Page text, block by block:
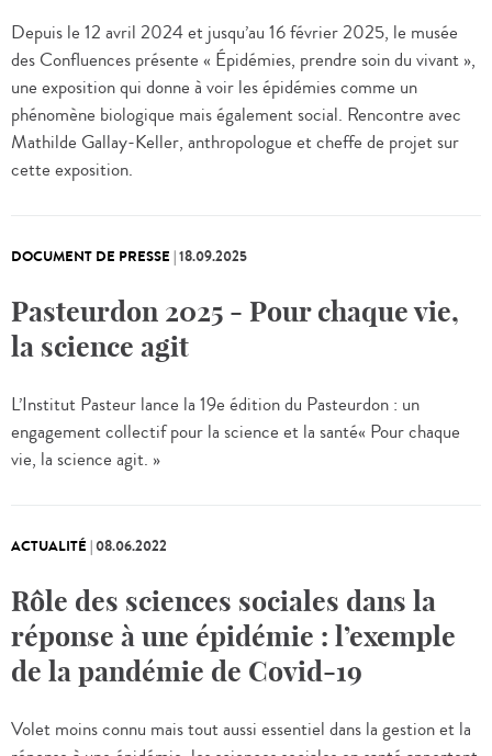
Depuis le 12 avril 2024 et jusqu’au 16 février 2025, le musée
des Confluences présente « Épidémies, prendre soin du vivant »,
une exposition qui donne à voir les épidémies comme un
phénomène biologique mais également social. Rencontre avec
Mathilde Gallay-Keller, anthropologue et cheffe de projet sur
cette exposition.
DOCUMENT DE PRESSE |18.09.2025
Pasteurdon 2025 - Pour chaque vie,
la science agit
L’Institut Pasteur lance la 19e édition du Pasteurdon : un
engagement collectif pour la science et la santé« Pour chaque
vie, la science agit. »
ACTUALITÉ |08.06.2022
Rôle des sciences sociales dans la
réponse à une épidémie : l’exemple
de la pandémie de Covid-19
Volet moins connu mais tout aussi essentiel dans la gestion et la